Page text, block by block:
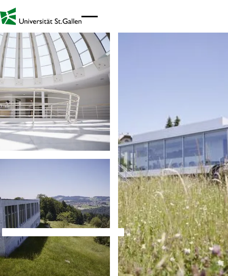
Link zur Startseite - Mobil